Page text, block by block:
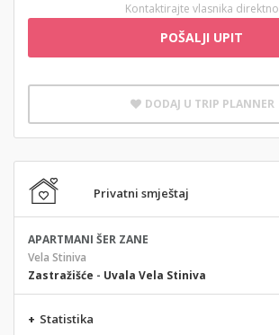
Kontaktirajte vlasnika direktno
POŠALJI UPIT
DODAJ U TRIP PLANNER
Privatni smještaj
APARTMANI ŠER ZANE
Vela Stiniva
Zastražišće - Uvala Vela Stiniva
+ Statistika